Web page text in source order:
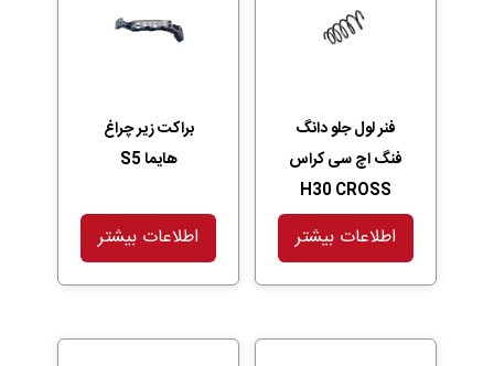
فنر لول جلو دانگ
فنگ اچ سی کراس
H30 CROSS
اطلاعات بیشتر
براکت زیر چراغ
هایما S5
اطلاعات بیشتر